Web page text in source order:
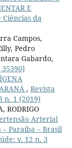
E
da
Campos,
Pedro
Gabardo,
35390]
, Revista
n. 1 (2019)
RODRIGO
Arterial
– Paraíba – Brasil
v. 12 n. 3